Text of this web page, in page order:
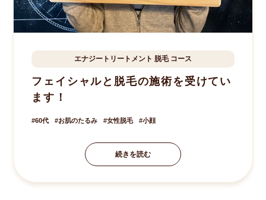
八街市 S.Y様 60歳
エナジートリートメント 脱毛コース
フェイシャルと脱毛の施術を受けてい
ます！
60代 お肌のたるみ 女性脱毛 小顔
続きを読む